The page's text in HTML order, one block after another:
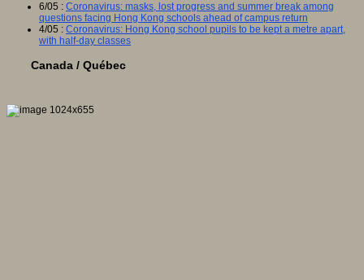
6/05 : Coronavirus: masks, lost progress and summer break among
questions facing Hong Kong schools ahead of campus return
4/05 : Coronavirus: Hong Kong school pupils to be kept a metre apart,
with half-day classes
Canada / Québec